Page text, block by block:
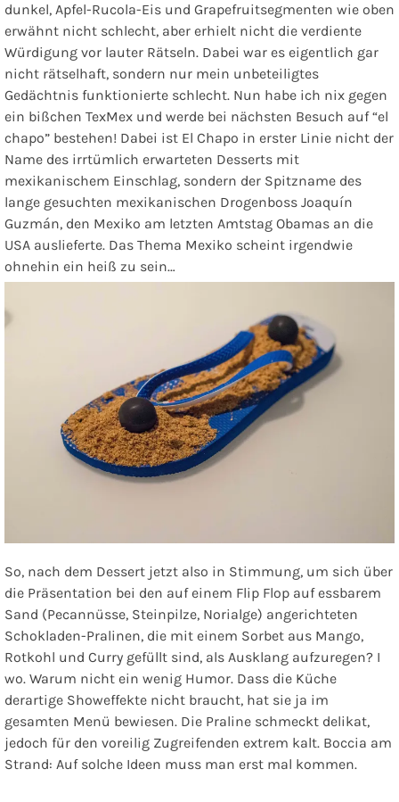
dunkel, Apfel-Rucola-Eis und Grapefruitsegmenten wie oben
erwähnt nicht schlecht, aber erhielt nicht die verdiente
Würdigung vor lauter Rätseln. Dabei war es eigentlich gar
nicht rätselhaft, sondern nur mein unbeteiligtes
Gedächtnis funktionierte schlecht. Nun habe ich nix gegen
ein bißchen TexMex und werde bei nächsten Besuch auf “el
chapo” bestehen! Dabei ist El Chapo in erster Linie nicht der
Name des irrtümlich erwarteten Desserts mit
mexikanischem Einschlag, sondern der Spitzname des
lange gesuchten mexikanischen Drogenboss Joaquín
Guzmán, den Mexiko am letzten Amtstag Obamas an die
USA auslieferte. Das Thema Mexiko scheint irgendwie
ohnehin ein heiß zu sein…
So, nach dem Dessert jetzt also in Stimmung, um sich über
die Präsentation bei den auf einem Flip Flop auf essbarem
Sand (Pecannüsse, Steinpilze, Norialge) angerichteten
Schokladen-Pralinen, die mit einem Sorbet aus Mango,
Rotkohl und Curry gefüllt sind, als Ausklang aufzuregen? I
wo. Warum nicht ein wenig Humor. Dass die Küche
derartige Showeffekte nicht braucht, hat sie ja im
gesamten Menü bewiesen. Die Praline schmeckt delikat,
jedoch für den voreilig Zugreifenden extrem kalt. Boccia am
Strand: Auf solche Ideen muss man erst mal kommen.